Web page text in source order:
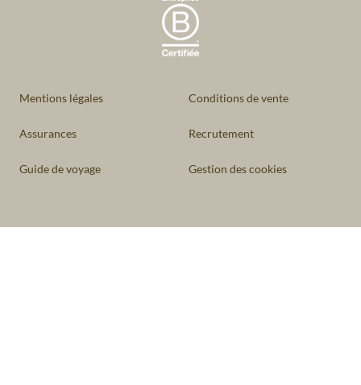
Mentions légales Conditions de vente
Assurances Recrutement
Guide de voyage Gestion des cookies